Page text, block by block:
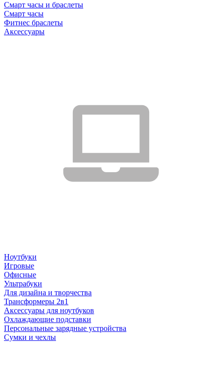
Смарт часы и браслеты
Смарт часы
Фитнес браслеты
Аксессуары
Ноутбуки
Игровые
Офисные
Ультрабуки
Для дизайна и творчества
Трансформеры 2в1
Аксессуары для ноутбуков
Охлаждающие подставки
Персональные зарядные устройства
Сумки и чехлы